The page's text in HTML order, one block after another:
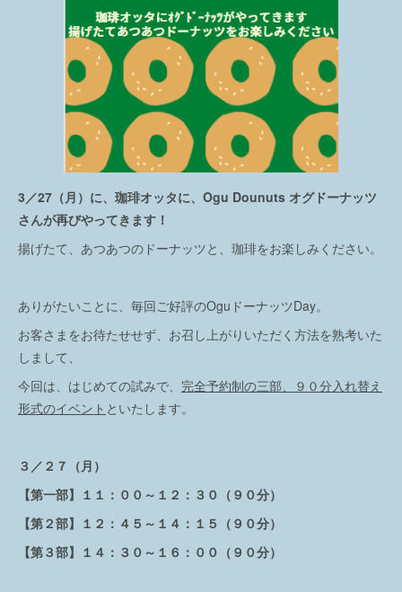
3／27（月）に、珈琲オッタに、Ogu Dounuts オグドーナッツ
さんが再びやってきます！
揚げたて、あつあつのドーナッツと、珈琲をお楽しみください。
ありがたいことに、毎回ご好評のOguドーナッツDay。
お客さまをお待たせせず、お召し上がりいただく方法を熟考いた
しまして、
今回は、はじめての試みで、 完全予約制の三部、９０分入れ替え
形式のイベント といたします。
３／２７（月）
【第一部】１１：００～１２：３０（９０分）
【第２部】１２：４５～１４：１５（９０分）
【第３部】１４：３０～１６：００（９０分）